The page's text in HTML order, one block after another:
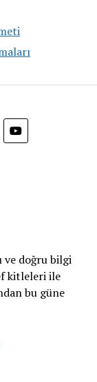
ve doğru bilgi
kitleleri ile
bu güne